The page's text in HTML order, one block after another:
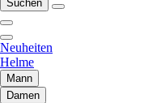
Suchen
Neuheiten
Helme
Mann
Damen